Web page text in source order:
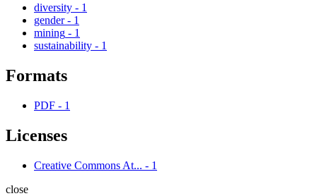
diversity - 1
gender - 1
mining - 1
sustainability - 1
Formats
PDF - 1
Licenses
Creative Commons At... - 1
close